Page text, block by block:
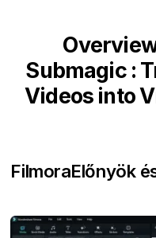
Submagic :
Videos into
FilmoraElőnyök